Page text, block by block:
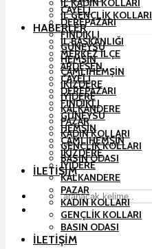
ÇAYELI
DEREPAZARI
FINDIKLI
GÜNEYSU
HEMŞIN
ÇAMLIHEMŞIN
İKIZDERE
İYIDERE
KALKANDERE
PAZAR
KADIN KOLLARI
GENÇLIK KOLLARI
BASIN ODASI
İLETIŞIM
İL KADIN KOLLARI
İL GENÇLIK KOLLARI
HABERLER
İL BAŞKANLIĞI
MERKEZ İLÇE
ARDEŞEN
ÇAYELI
DEREPAZARI
FINDIKLI
GÜNEYSU
HEMŞIN
ÇAMLIHEMŞIN
İKIZDERE
İYIDERE
KALKANDERE
PAZAR
KADIN KOLLARI
GENÇLIK KOLLARI
BASIN ODASI
İLETIŞIM